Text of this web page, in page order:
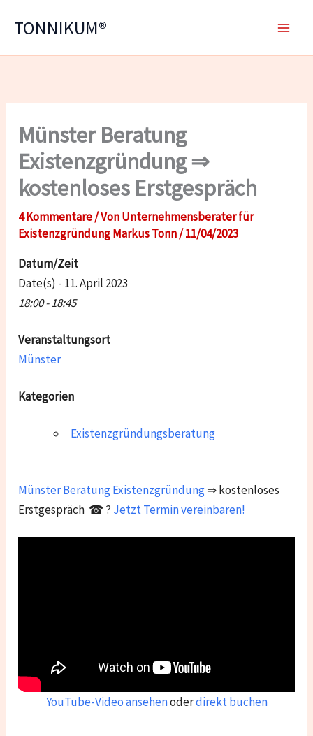
InhaltTONNIKUM®
Münster Beratung
Existenzgründung ⇒
kostenloses Erstgespräch
4 Kommentare/ VonUnternehmensberater für
Existenzgründung Markus Tonn/11/04/2023
Datum/Zeit
Date(s) - 11. April 2023
18:00 - 18:45
Veranstaltungsort
Münster
Kategorien
Existenzgründungsberatung
MünsterBeratung Existenzgründung⇒ kostenloses
Erstgespräch ☎ ? Jetzt Termin vereinbaren!
YouTube-Video ansehenoderdirekt buchen